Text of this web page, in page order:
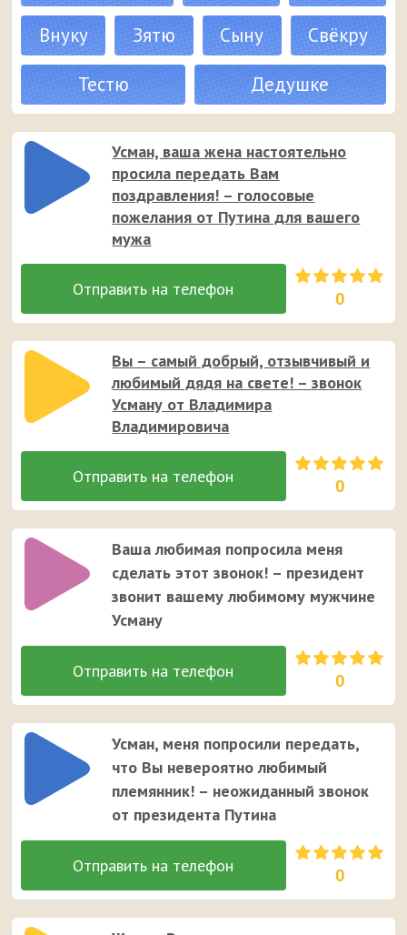
Внуку
Зятю Сыну
Свёкру
Тестю
Дедушке
Усман, ваша жена настоятельно
просила передать Вам
поздравления! – голосовые
пожелания от Путина для вашего
мужа
0
Вы – самый добрый, отзывчивый и
любимый дядя на свете! – звонок
Усману от Владимира
Владимировича
0
Ваша любимая попросила меня
сделать этот звонок! – президент
звонит вашему любимому мужчине
Усману
0
Усман, меня попросили передать,
что Вы невероятно любимый
племянник! – неожиданный звонок
от президента Путина
0